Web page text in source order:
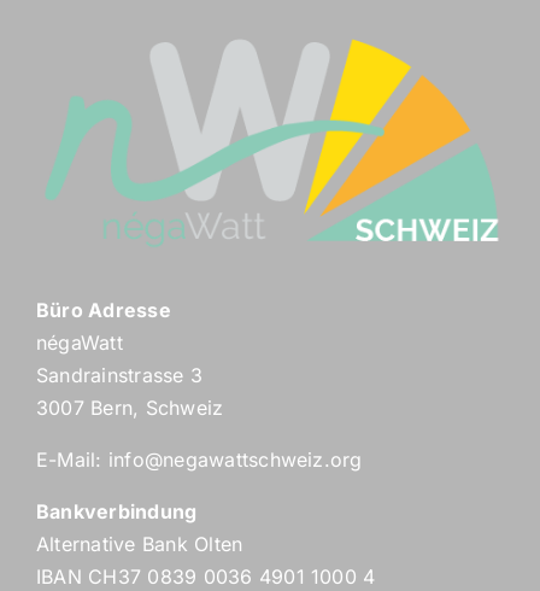
Büro Adresse
négaWatt
Sandrainstrasse 3
3007 Bern, Schweiz
E-Mail: info@negawattschweiz.org
Bankverbindung
Alternative Bank Olten
IBAN CH37 0839 0036 4901 1000 4